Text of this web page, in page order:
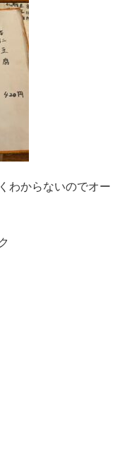
わからないのでオー